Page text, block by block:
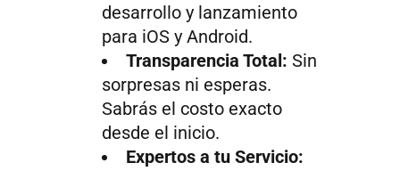
desarrollo y lanzamiento
para iOS y Android.
Transparencia Total: Sin
sorpresas ni esperas.
Sabrás el costo exacto
desde el inicio.
Expertos a tu Servicio: